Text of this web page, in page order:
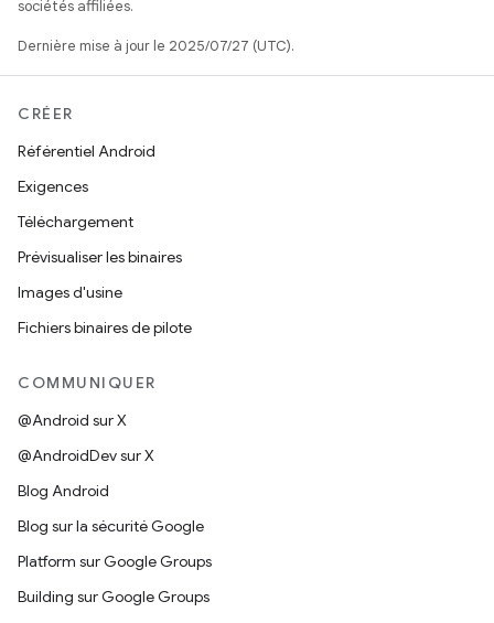
sociétés affiliées.
Dernière mise à jour le 2025/07/27 (UTC).
CRÉER
Référentiel Android
Exigences
Téléchargement
Prévisualiser les binaires
Images d'usine
Fichiers binaires de pilote
COMMUNIQUER
@Android sur X
@AndroidDev sur X
Blog Android
Blog sur la sécurité Google
Platform sur Google Groups
Building sur Google Groups